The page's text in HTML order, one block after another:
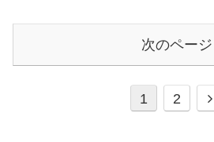
次のページ
1 2
次